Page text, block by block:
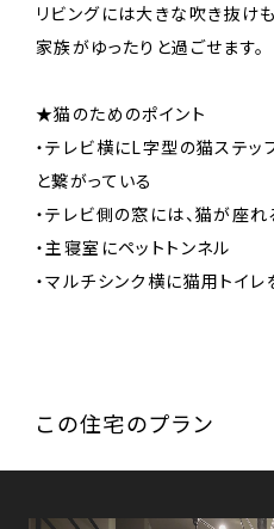
リビングには大きな吹き抜け
家族がゆったりと過ごせます。
★猫のためのポイント
・テレビ横にL字型の猫ステ
と繋がっている
・テレビ側の窓には、猫が座
・主寝室にペットトンネル
・マルチシンク横に猫用トイレ
この住宅のプラン